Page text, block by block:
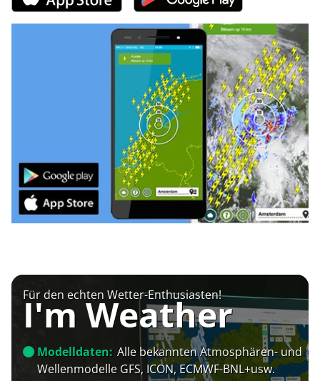
Für den echten Wetter-Enthusiasten!
I'm Weather
Modelldaten: Alle bekannten Atmosphären- und
Wellenmodelle GFS, ICON, ECMWF-BNL+usw.